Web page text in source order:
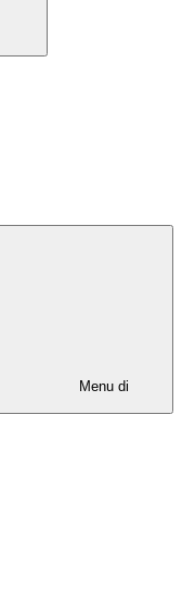
Menu di